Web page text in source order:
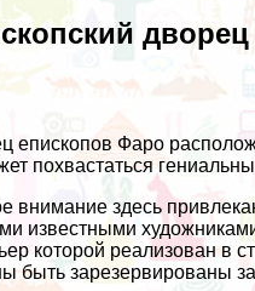
дворец
епископов Фаро
похвастаться
внимание здесь
известными
которой реализован в
быть зарезервированы